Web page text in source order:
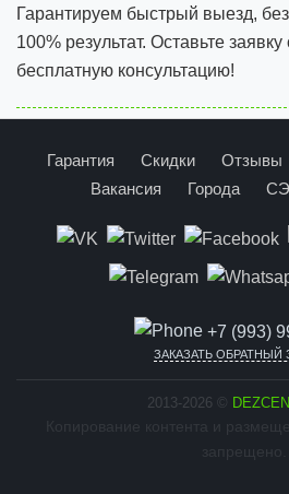
Гарантируем быстрый выезд,
100% результат. Оставьте
бесплатную консультацию!
Гарантия Скидки Отзывы
Вакансия
Города
+7 (993)
ЗАКАЗАТЬ ОБРАТНЫЙ
2013-2026 ©